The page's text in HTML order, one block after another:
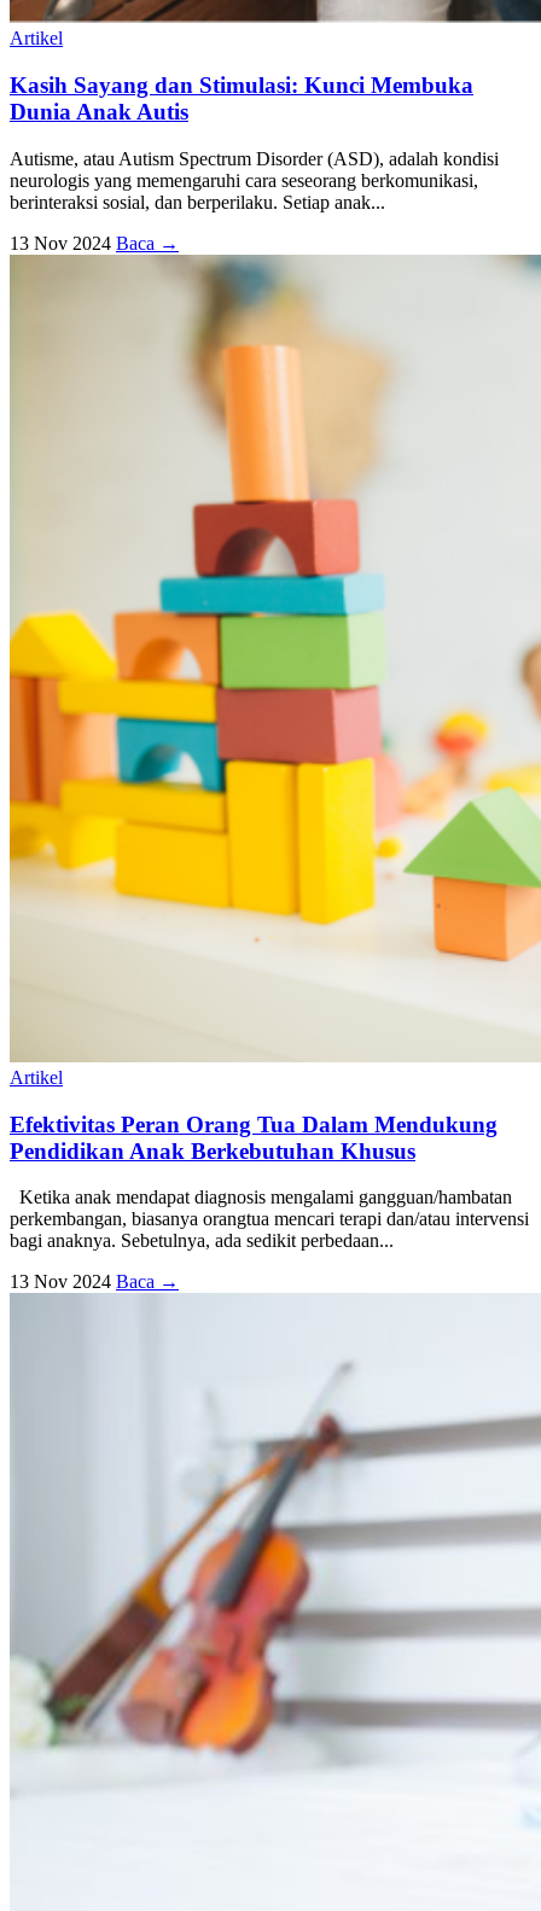
Artikel
Kasih Sayang dan Stimulasi: Kunci Membuka
Dunia Anak Autis
Autisme, atau Autism Spectrum Disorder (ASD), adalah kondisi
neurologis yang memengaruhi cara seseorang berkomunikasi,
berinteraksi sosial, dan berperilaku. Setiap anak...
13 Nov 2024 Baca →
Artikel
Efektivitas Peran Orang Tua Dalam Mendukung
Pendidikan Anak Berkebutuhan Khusus
Ketika anak mendapat diagnosis mengalami gangguan/hambatan
perkembangan, biasanya orangtua mencari terapi dan/atau intervensi
bagi anaknya. Sebetulnya, ada sedikit perbedaan...
13 Nov 2024 Baca →